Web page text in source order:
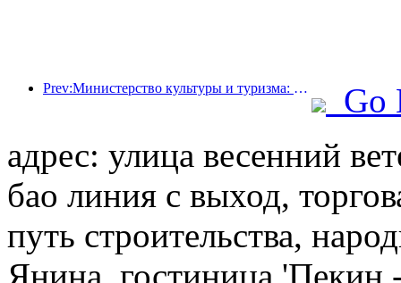
Prev:Министерство культуры и туризма: запуск 22 тематических мероприятий в рамках 7 основных направлений.
Go
адрес: улица весенний
бао линия с выход,
путь строительства,
Янина, гостиница